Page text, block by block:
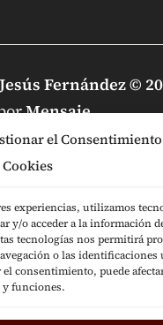
el
Cookies
experiencias, utilizamos
y/o acceder a la información
tecnologías nos permitirá
o las identificaciones
consentimiento, puede
y funciones.
Jesús Fernández ©
Mensaje